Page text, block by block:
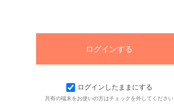
ログインしたままにする
共有の端末をお使いの方はチェックを外してください